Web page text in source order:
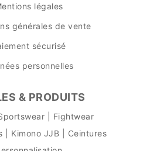
légales
générales de vente
sécurisé
personnelles
& PRODUITS
| Fightwear
| Kimono JJB | Ceintures